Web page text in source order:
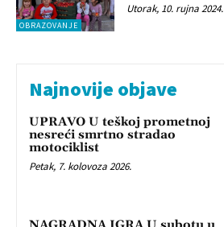
OBRAZOVANJE
Utorak, 10. rujna 2024.
Najnovije objave
UPRAVO U teškoj prometnoj
nesreći smrtno stradao
motociklist
Petak, 7. kolovoza 2026.